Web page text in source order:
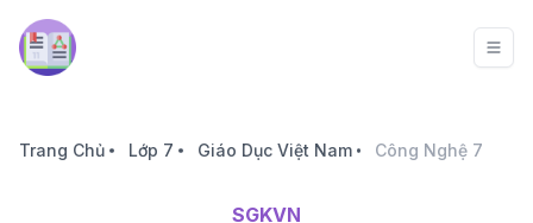
Trang Chủ Lớp 7 Giáo Dục Việt Nam Công Nghệ 7
SGKVN